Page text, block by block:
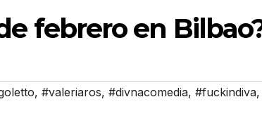
febrero en
, #valeriaros, #divnacomedia, #fuckindiva,